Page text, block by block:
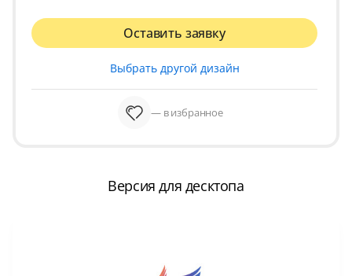
Оставить заявку
Выбрать другой дизайн
— в избранное
Версия для десктопа